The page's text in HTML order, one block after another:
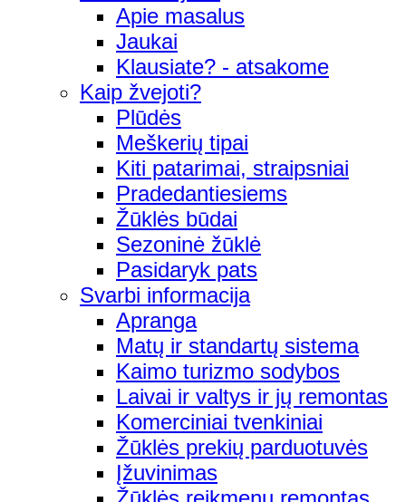
Apie masalus
Jaukai
Klausiate? - atsakome
Kaip žvejoti?
Plūdės
Meškerių tipai
Kiti patarimai, straipsniai
Pradedantiesiems
Žūklės būdai
Sezoninė žūklė
Pasidaryk pats
Svarbi informacija
Apranga
Matų ir standartų sistema
Kaimo turizmo sodybos
Laivai ir valtys ir jų remontas
Komerciniai tvenkiniai
Žūklės prekių parduotuvės
Įžuvinimas